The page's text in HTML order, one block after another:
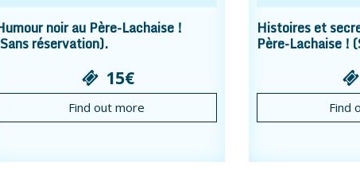
noir au Père-Lachaise !
réservation).
15€
Find out more
Histoires et
Père-Lachaise !
Find